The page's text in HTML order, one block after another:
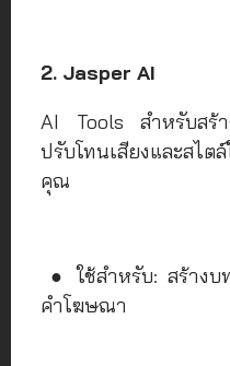
2. Jasper AI
AI Tools สำหรับสร้า
ปรับโทนเสียงและสไต
คุณ
● ใช้สำหรับ: สร้างบ
คำโฆษณา